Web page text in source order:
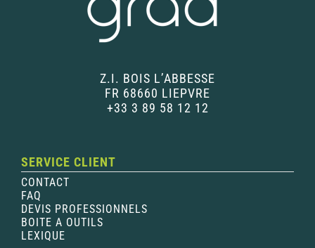
Z.I. BOIS L’ABBESSE
FR 68660 LIEPVRE
+33 3 89 58 12 12
SERVICE CLIENT
CONTACT
FAQ
DEVIS PROFESSIONNELS
BOITE A OUTILS
LEXIQUE